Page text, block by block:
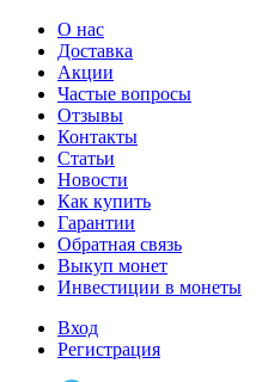
О нас
Доставка
Акции
Частые вопросы
Отзывы
Контакты
Статьи
Новости
Как купить
Гарантии
Обратная связь
Выкуп монет
Инвестиции в монеты
Вход
Регистрация